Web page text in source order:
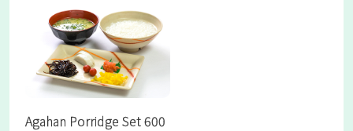
Agahan Porridge Set 600